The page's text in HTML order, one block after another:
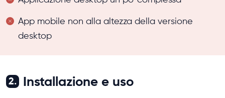
App mobile non alla altezza della versione
desktop
2. Installazione e uso